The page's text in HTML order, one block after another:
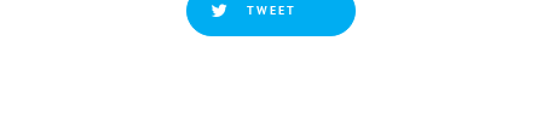
TWEET